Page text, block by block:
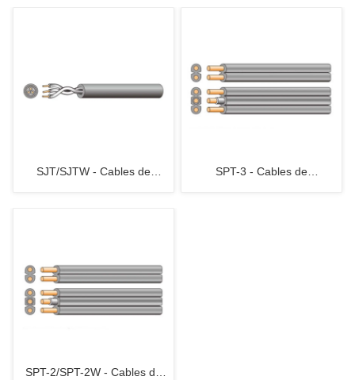
SJT/SJTW - Cables de
SPT-3 - Cables de
SPT-2/SPT-2W - Cables de